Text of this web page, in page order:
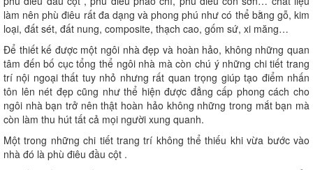
làm nên phù điêu rất đa dạng và phong phú như có thể bằng gỗ, kim
loại, đất sét, đất nung, composite, thạch cao, gốm sứ, xi măng…
Để thiết kế được một ngôi nhà đẹp và hoàn hảo, không những quan
tâm đến bố cục tổng thể ngôi nhà mà còn chú ý những chi tiết trang
trí nội ngoại thất tuy nhỏ nhưng rất quan trọng giúp tạo điểm nhấn
tôn lên nét đẹp cũng như thể hiện được đẳng cấp phong cách cho
ngôi nhà bạn trở nên thật hoàn hảo không những trong mắt bạn mà
còn làm thu hút tất cả mọi người xung quanh.
Một trong những chi tiết trang trí không thể thiếu khi vừa bước vào
nhà đó là phù điêu đầu cột .